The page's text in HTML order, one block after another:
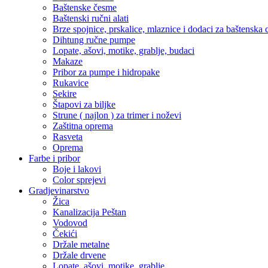
Baštenske česme
Baštenski ručni alati
Brze spojnice, prskalice, mlaznice i dodaci za baštenska
Dihtung ručne pumpe
Lopate, ašovi, motike, grablje, budaci
Makaze
Pribor za pumpe i hidropake
Rukavice
Sekire
Štapovi za biljke
Strune ( najlon ) za trimer i noževi
Zaštitna oprema
Rasveta
Oprema
Farbe i pribor
Boje i lakovi
Color sprejevi
Gradjevinarstvo
Žica
Kanalizacija Peštan
Vodovod
Čekići
Držale metalne
Držale drvene
Lopate, ašovi, motike, grablje,